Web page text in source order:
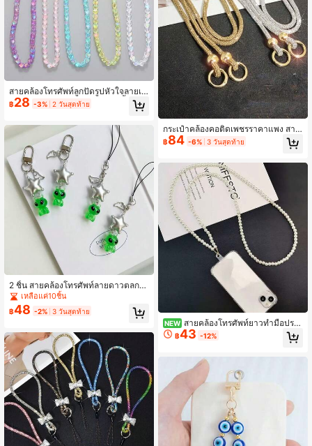
สายคล้องโทรศัพท์ลูกปัดรูปหัวใจลายเจ้
าหญิงเงือก สำหรับเคสโทรศัพท์ จี้ตกแต่
งแฟชั่น Ins แบบคล้องข้อมือ DIY โซ่ตก
พวงกุญแจตกแต่ง
฿28 -3% 2 วันสุดท้าย
2 ชิ้น สายคล้องโทรศัพท์ลายดาวตลกที่
ทำด้วยมือแบบส่วนตัวใหม่, สายคล้องโ
ทรศัพท์เอเลี่ยนใส, พวงกุญแจ, จี้กระเป๋
า, อุปกรณ์ของขวัญ, จี้ขนาดเล็ก
เหลือแค่10ชิ้น
฿48 -2% 3 วันสุดท้าย
กระเป๋าคล้องคอติดเพชรราคาแพง สาย
คล้องโทรศัพท์ข้ามกาย ยาว สามารถนำ
ไปใช้เป็นที่แขวนไหล่หรือเป้ได้ เชือกตก
฿84 -6% 3 วันสุดท้าย
NEW สายคล้องโทรศัพท์ยาวทำมือประ
ดับลูกปัดมุกเทียม สายสะพายกระเป่โซ่มุ
ก สายสะพายไหล่ อเนกประสงค์ สายโซ่
฿43 -12%